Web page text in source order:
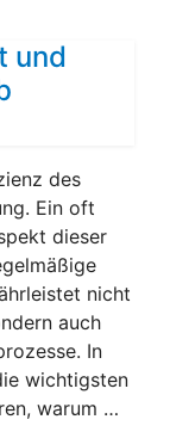
und
des
Ein oft
dieser
nicht
auch
In
wichtigsten
warum …